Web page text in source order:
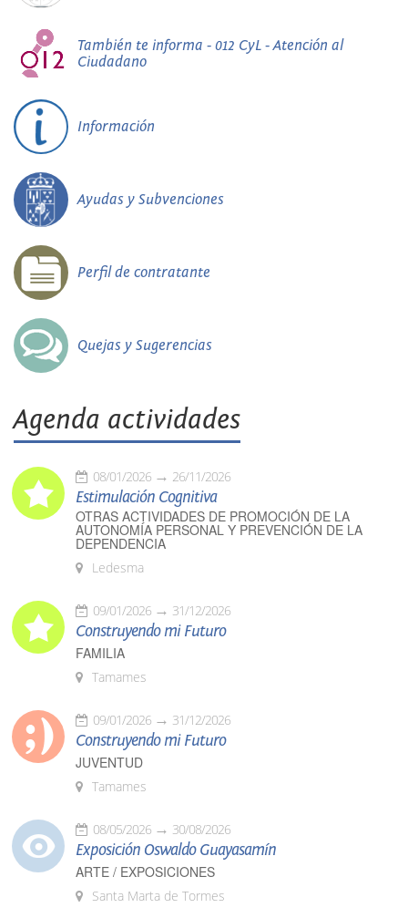
También te informa - 012 CyL - Atención al
Ciudadano
Información
Ayudas y Subvenciones
Perfil de contratante
Quejas y Sugerencias
Agenda actividades
08/01/2026 26/11/2026
Estimulación Cognitiva
OTRAS ACTIVIDADES DE PROMOCIÓN DE LA
AUTONOMÍA PERSONAL Y PREVENCIÓN DE LA
DEPENDENCIA
Ledesma
09/01/2026 31/12/2026
Construyendo mi Futuro
FAMILIA
Tamames
09/01/2026 31/12/2026
Construyendo mi Futuro
JUVENTUD
Tamames
08/05/2026 30/08/2026
Exposición Oswaldo Guayasamín
ARTE / EXPOSICIONES
Santa Marta de Tormes